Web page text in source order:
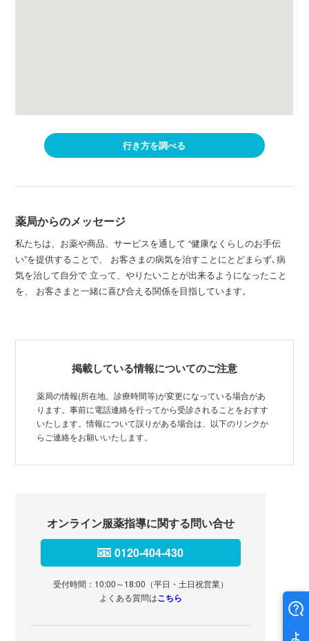
行き方を調べる
薬局からのメッセージ
私たちは、お薬や商品、サービスを通して “健康なくらしのお手伝
い”を提供することで、 お客さまの病気を治すことにとどまらず､病
気を治して自分で 立って、やりたいことが出来るようになったこと
を、 お客さまと一緒に喜び合える関係を目指しています。
掲載している情報についてのご注意
薬局の情報(所在地、診療時間等)が変更になっている場合があ
ります。事前に電話連絡を行ってから受診されることをおすす
いたします。情報について誤りがある場合は、以下のリンクか
らご連絡をお願いいたします。
オンライン服薬指導に関する問い合せ
0120-404-430
受付時間：10:00～18:00（平日・土日祝営業）
よくある質問はこちら